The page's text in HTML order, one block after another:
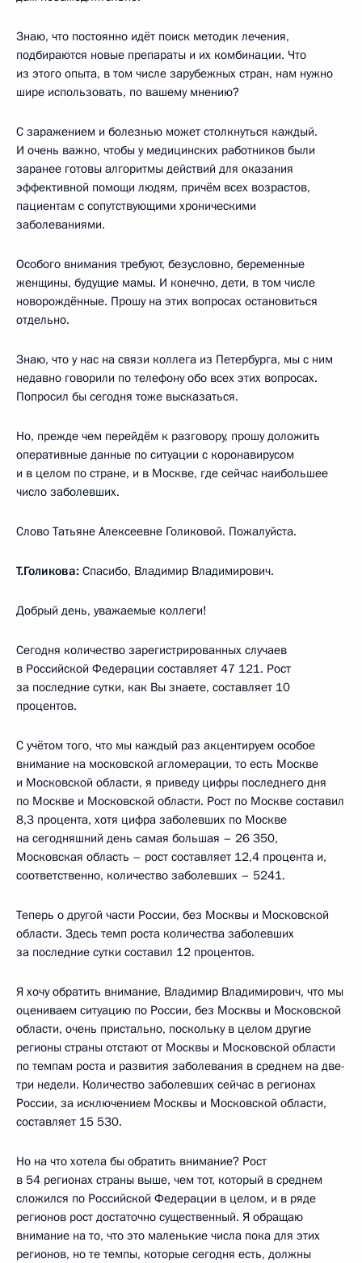
Знаю, что постоянно идёт поиск методик лечения,
подбираются новые препараты и их комбинации. Что
из этого опыта, в том числе зарубежных стран, нам нужно
шире использовать, по вашему мнению?
С заражением и болезнью может столкнуться каждый.
И очень важно, чтобы у медицинских работников были
заранее готовы алгоритмы действий для оказания
эффективной помощи людям, причём всех возрастов,
пациентам с сопутствующими хроническими
заболеваниями.
Особого внимания требуют, безусловно, беременные
женщины, будущие мамы. И конечно, дети, в том числе
новорождённые. Прошу на этих вопросах остановиться
отдельно.
Знаю, что у нас на связи коллега из Петербурга, мы с ним
недавно говорили по телефону обо всех этих вопросах.
Попросил бы сегодня тоже высказаться.
Но, прежде чем перейдём к разговору, прошу доложить
оперативные данные по ситуации с коронавирусом
и в целом по стране, и в Москве, где сейчас наибольшее
число заболевших.
Слово Татьяне Алексеевне Голиковой. Пожалуйста.
Т.Голикова: Спасибо, Владимир Владимирович.
Добрый день, уважаемые коллеги!
Сегодня количество зарегистрированных случаев
в Российской Федерации составляет 47 121. Рост
за последние сутки, как Вы знаете, составляет 10
процентов.
С учётом того, что мы каждый раз акцентируем особое
внимание на московской агломерации, то есть Москве
и Московской области, я приведу цифры последнего дня
по Москве и Московской области. Рост по Москве составил
8,3 процента, хотя цифра заболевших по Москве
на сегодняшний день самая большая – 26 350,
Московская область – рост составляет 12,4 процента и,
соответственно, количество заболевших – 5241.
Теперь о другой части России, без Москвы и Московской
области. Здесь темп роста количества заболевших
за последние сутки составил 12 процентов.
Я хочу обратить внимание, Владимир Владимирович, что мы
оцениваем ситуацию по России, без Москвы и Московской
области, очень пристально, поскольку в целом другие
регионы страны отстают от Москвы и Московской области
по темпам роста и развития заболевания в среднем на две-
три недели. Количество заболевших сейчас в регионах
России, за исключением Москвы и Московской области,
составляет 15 530.
Но на что хотела бы обратить внимание? Рост
в 54 регионах страны выше, чем тот, который в среднем
сложился по Российской Федерации в целом, и в ряде
регионов рост достаточно существенный. Я обращаю
внимание на то, что это маленькие числа пока для этих
регионов, но те темпы, которые сегодня есть, должны